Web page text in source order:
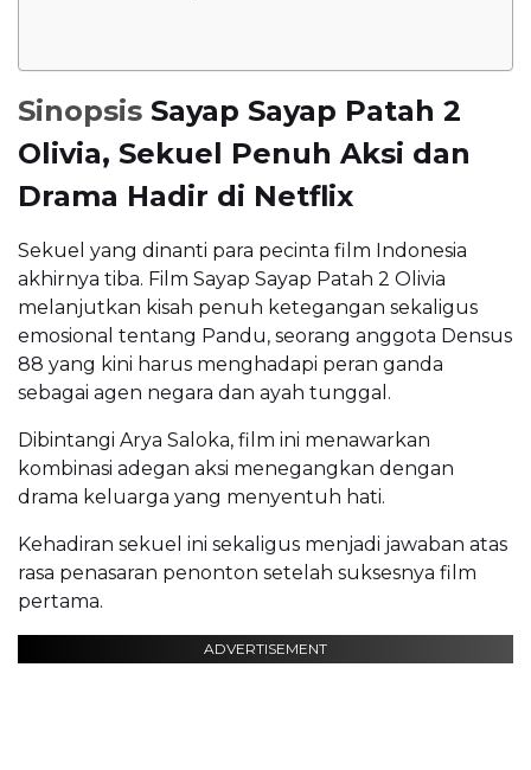
Sinopsis Sayap Sayap Patah 2
Olivia, Sekuel Penuh Aksi dan
Drama Hadir di Netflix
Sekuel yang dinanti para pecinta film Indonesia
akhirnya tiba. Film Sayap Sayap Patah 2 Olivia
melanjutkan kisah penuh ketegangan sekaligus
emosional tentang Pandu, seorang anggota Densus
88 yang kini harus menghadapi peran ganda
sebagai agen negara dan ayah tunggal.
Dibintangi Arya Saloka, film ini menawarkan
kombinasi adegan aksi menegangkan dengan
drama keluarga yang menyentuh hati.
Kehadiran sekuel ini sekaligus menjadi jawaban atas
rasa penasaran penonton setelah suksesnya film
pertama.
ADVERTISEMENT